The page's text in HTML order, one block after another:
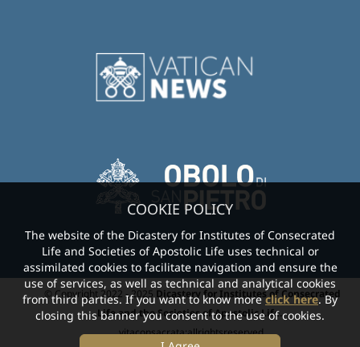
© Copyright 2022 - 2025 Dicastery for Institutes of Consecrated
Life and the Societies of Apostolic Life.-
vitaconsacrata:allrightsreserved.
COOKIE POLICY
The website of the Dicastery for Institutes of Consecrated
Life and Societies of Apostolic Life uses technical or
assimilated cookies to facilitate navigation and ensure the
use of services, as well as technical and analytical cookies
from third parties. If you want to know moreclick here. By
closing this banner you consent to the use of cookies.